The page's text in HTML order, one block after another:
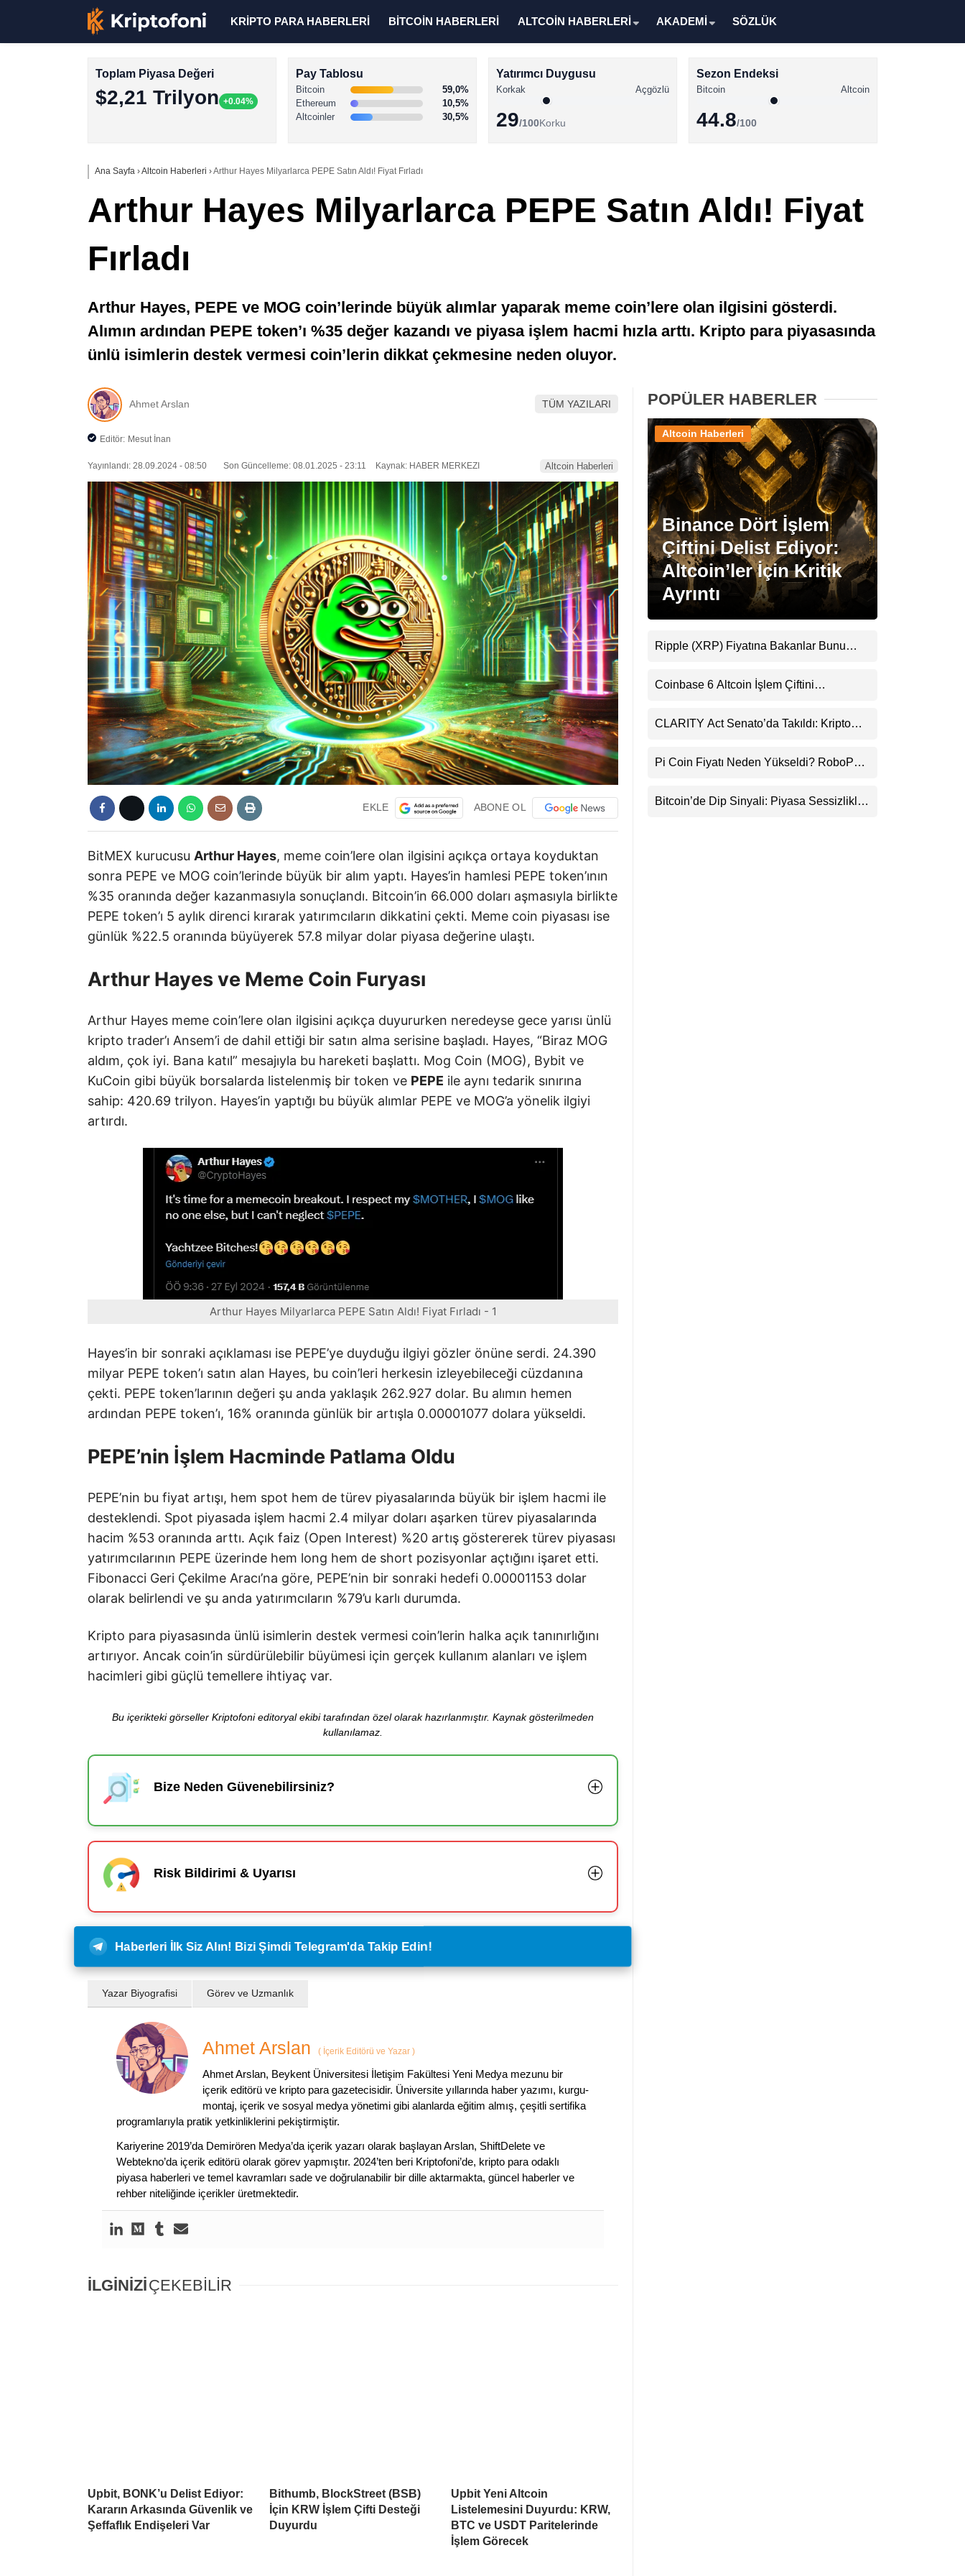
Altcoin Haberleri
Facebook
Instagram
Youtube
TikTok
Pinterest
KRİPTO PARA HABERLERİ BİTCOİN HABERLERİ ALTCOİN HABERLERİ AKADEMİ SÖZLÜK
Toplam Piyasa Değeri
$2,21 Trilyon +0.04%
Pay Tablosu
Bitcoin
59,0%
Ethereum
10,5%
Altcoinler
30,5%
Yatırımcı Duygusu
Korkak Açgözlü
29/100Korku
Sezon Endeksi
Bitcoin Altcoin
44.8/100
Ana Sayfa ›Altcoin Haberleri ›Arthur Hayes Milyarlarca PEPE Satın Aldı! Fiyat Fırladı
Arthur Hayes Milyarlarca PEPE Satın Aldı! Fiyat
Fırladı
Arthur Hayes, PEPE ve MOG coin’lerinde büyük alımlar yaparak meme coin’lere olan ilgisini gösterdi.
Alımın ardından PEPE token’ı %35 değer kazandı ve piyasa işlem hacmi hızla arttı. Kripto para piyasasında
ünlü isimlerin destek vermesi coin’lerin dikkat çekmesine neden oluyor.
Ahmet Arslan TÜM YAZILARI
Editör: Mesut İnan
Yayınlandı: 28.09.2024 - 08:50 Son Güncelleme: 08.01.2025 - 23:11 Kaynak: HABER MERKEZI Altcoin Haberleri
EKLE ABONE OL
BitMEX kurucusu Arthur Hayes, meme coin’lere olan ilgisini açıkça ortaya koyduktan
sonra PEPE ve MOG coin’lerinde büyük bir alım yaptı. Hayes’in hamlesi PEPE token’ının
%35 oranında değer kazanmasıyla sonuçlandı. Bitcoin’in 66.000 doları aşmasıyla birlikte
PEPE token’ı 5 aylık direnci kırarak yatırımcıların dikkatini çekti. Meme coin piyasası ise
günlük %22.5 oranında büyüyerek 57.8 milyar dolar piyasa değerine ulaştı.
Arthur Hayes ve Meme Coin Furyası
Arthur Hayes meme coin’lere olan ilgisini açıkça duyururken neredeyse gece yarısı ünlü
kripto trader’ı Ansem’i de dahil ettiği bir satın alma serisine başladı. Hayes, “Biraz MOG
aldım, çok iyi. Bana katıl” mesajıyla bu hareketi başlattı. Mog Coin (MOG), Bybit ve
KuCoin gibi büyük borsalarda listelenmiş bir token ve PEPE ile aynı tedarik sınırına
sahip: 420.69 trilyon. Hayes’in yaptığı bu büyük alımlar PEPE ve MOG’a yönelik ilgiyi
artırdı.
Arthur Hayes Milyarlarca PEPE Satın Aldı! Fiyat Fırladı - 1
Hayes’in bir sonraki açıklaması ise PEPE’ye duyduğu ilgiyi gözler önüne serdi. 24.390
milyar PEPE token’ı satın alan Hayes, bu coin’leri herkesin izleyebileceği cüzdanına
çekti. PEPE token’larının değeri şu anda yaklaşık 262.927 dolar. Bu alımın hemen
ardından PEPE token’ı, 16% oranında günlük bir artışla 0.00001077 dolara yükseldi.
PEPE’nin İşlem Hacminde Patlama Oldu
PEPE’nin bu fiyat artışı, hem spot hem de türev piyasalarında büyük bir işlem hacmi ile
desteklendi. Spot piyasada işlem hacmi 2.4 milyar doları aşarken türev piyasalarında
hacim %53 oranında arttı. Açık faiz (Open Interest) %20 artış göstererek türev piyasası
yatırımcılarının PEPE üzerinde hem long hem de short pozisyonlar açtığını işaret etti.
Fibonacci Geri Çekilme Aracı’na göre, PEPE’nin bir sonraki hedefi 0.00001153 dolar
olarak belirlendi ve şu anda yatırımcıların %79’u karlı durumda.
Kripto para piyasasında ünlü isimlerin destek vermesi coin’lerin halka açık tanınırlığını
artırıyor. Ancak coin’in sürdürülebilir büyümesi için gerçek kullanım alanları ve işlem
hacimleri gibi güçlü temellere ihtiyaç var.
Bu içerikteki görseller Kriptofoni editoryal ekibi tarafından özel olarak hazırlanmıştır. Kaynak gösterilmeden
kullanılamaz.
Bize Neden Güvenebilirsiniz?
Risk Bildirimi & Uyarısı
Haberleri İlk Siz Alın! Bizi Şimdi Telegram'da Takip Edin!
Yazar Biyografisi Görev ve Uzmanlık
Ahmet Arslan ( İçerik Editörü ve Yazar )
Ahmet Arslan, Beykent Üniversitesi İletişim Fakültesi Yeni Medya mezunu bir
içerik editörü ve kripto para gazetecisidir. Üniversite yıllarında haber yazımı, kurgu-
montaj, içerik ve sosyal medya yönetimi gibi alanlarda eğitim almış, çeşitli sertifika
programlarıyla pratik yetkinliklerini pekiştirmiştir.
Kariyerine 2019’da Demirören Medya’da içerik yazarı olarak başlayan Arslan, ShiftDelete ve
Webtekno’da içerik editörü olarak görev yapmıştır. 2024’ten beri Kriptofoni’de, kripto para odaklı
piyasa haberleri ve temel kavramları sade ve doğrulanabilir bir dille aktarmakta, güncel haberler ve
rehber niteliğinde içerikler üretmektedir.
İLGİNİZİÇEKEBİLİR
Upbit, BONK’u Delist Ediyor:
Kararın Arkasında Güvenlik ve
Şeffaflık Endişeleri Var
Bithumb, BlockStreet (BSB)
İçin KRW İşlem Çifti Desteği
Duyurdu
Upbit Yeni Altcoin
Listelemesini Duyurdu: KRW,
BTC ve USDT Paritelerinde
İşlem Görecek
POPÜLER HABERLER
Binance Dört İşlem
Çiftini Delist Ediyor:
Altcoin’ler İçin Kritik
Ayrıntı
Altcoin Haberleri
Ripple (XRP) Fiyatına Bakanlar Bunu
Uyarı
Coinbase 6 Altcoin İşlem Çiftini
CLARITY Act Senato’da Takıldı: Kripto
Pi Coin Fiyatı Neden Yükseldi? RoboPay
Destekledi
Bitcoin’de Dip Sinyali: Piyasa Sessizlikle